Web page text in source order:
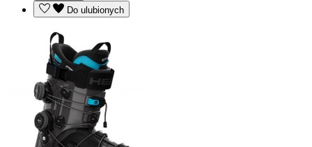
Do ulubionych